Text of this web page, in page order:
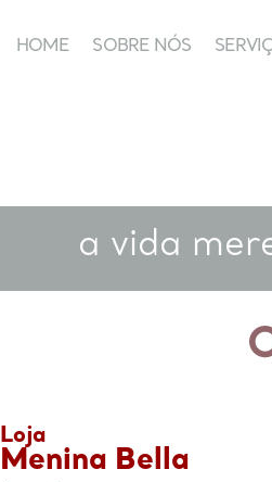
HOME SOBRE NÓS
a vida
Loja
Menina Bella